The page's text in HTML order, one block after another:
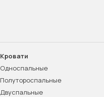
Кровати
Односпальные
Полутороспальные
Двуспальные